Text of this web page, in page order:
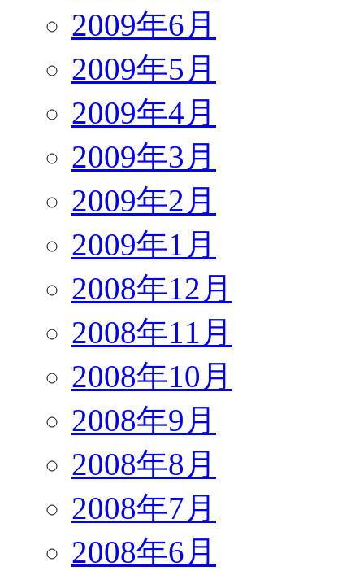
2009年6月
2009年5月
2009年4月
2009年3月
2009年2月
2009年1月
2008年12月
2008年11月
2008年10月
2008年9月
2008年8月
2008年7月
2008年6月